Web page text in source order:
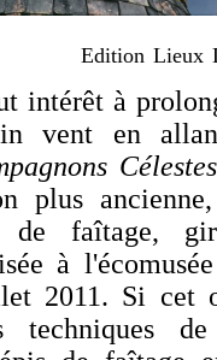
Edition Lieux
à
vent en
Célestes
plus
de faîtage,
à
2011. Si cet
techniques